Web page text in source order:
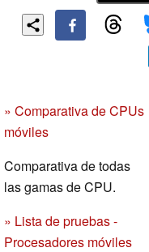
» Comparativa de CPUs
móviles
Comparativa de todas
las gamas de CPU.
» Lista de pruebas -
Procesadores móviles